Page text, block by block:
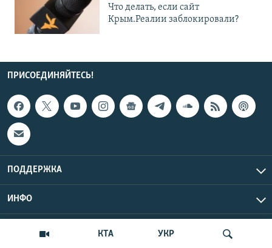
КТА УКР
Что делать, если сайт
Крым.Реалии заблокировали?
ПРИСОЕДИНЯЙТЕСЬ!
ПОДДЕРЖКА
ИНФО
Copyright Крым.Реалии, 2026 | Все права защищены.
UTC+3